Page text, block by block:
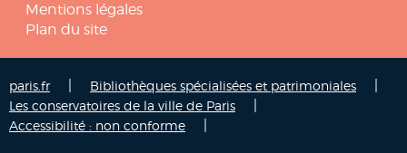
Mentions légales
Plan du site
paris.fr Bibliothèques spécialisées et patrimoniales
Les conservatoires de la ville de Paris
Accessibilité : non conforme